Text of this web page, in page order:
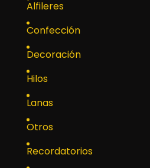
Alfileres
Confección
Decoración
Hilos
Lanas
Otros
Recordatorios